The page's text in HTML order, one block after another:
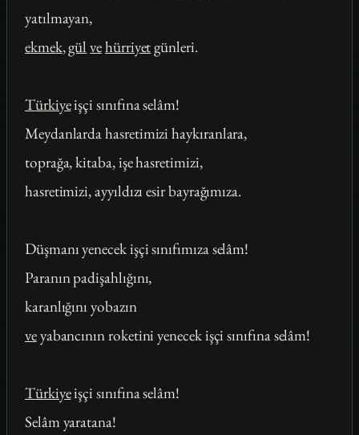
yatılmayan,
ekmek,gül vehürriyetgünleri.
Türkiyeişçi sınıfına selâm!
Meydanlarda hasretimizi haykıranlara,
toprağa, kitaba, işe hasretimizi,
hasretimizi, ayyıldızı esir bayrağımıza.
Düşmanı yenecek işçi sınıfımıza selâm!
Paranın padişahlığını,
karanlığını yobazın
veyabancının roketini yenecek işçi sınıfına selâm!
Türkiyeişçi sınıfına selâm!
Selâm yaratana!